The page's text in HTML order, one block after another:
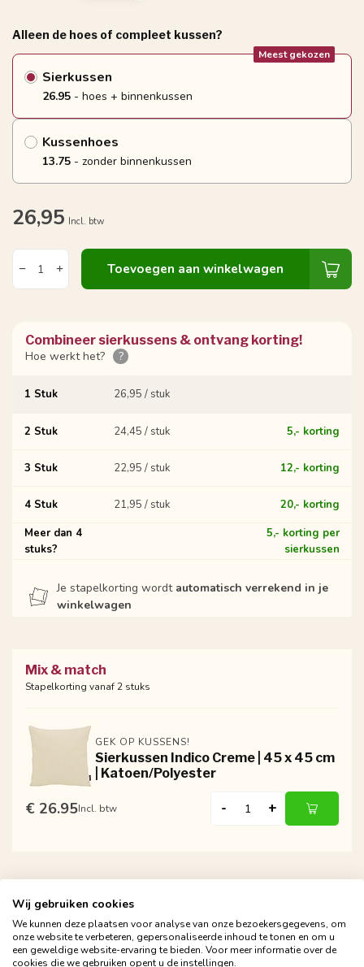
Alleen de hoes of compleet kussen?
Sierkussen
Meest gekozen
26.95 - hoes + binnenkussen
Kussenhoes
13.75 - zonder binnenkussen
26,95 Incl. btw
Toevoegen aan winkelwagen
Combineer sierkussens & ontvang korting!
Hoe werkt het?
?
1 Stuk 26,95 / stuk
2 Stuk 24,45 / stuk 5,- korting
3 Stuk 22,95 / stuk 12,- korting
4 Stuk 21,95 / stuk
20,- korting
Meer dan 4
stuks?
5,- korting per
sierkussen
Je stapelkorting wordt automatisch verrekend in je
winkelwagen
Mix & match
Stapelkorting vanaf 2 stuks
GEK OP KUSSENS!
Sierkussen Indico Creme | 45 x 45 cm
| Katoen/Polyester
€ 26.95Incl. btw - +
Gratis verzending vanaf €24,95
Wij gebruiken cookies
We kunnen deze plaatsen voor analyse van onze bezoekersgegevens, om
onze website te verbeteren, gepersonaliseerde inhoud te tonen en om u
een geweldige website-ervaring te bieden. Voor meer informatie over de
cookies die we gebruiken opent u de instellingen.